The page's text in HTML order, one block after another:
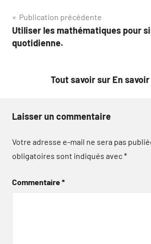
Navigation
de
Publication précédente
Utiliser les mathématiques pour
quotidienne.
Tout savoir sur En
Laisser un commentaire
Votre adresse e-mail ne sera pas
obligatoires sont indiqués avec*
Commentaire*